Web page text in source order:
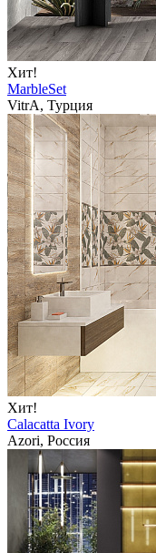
Хит!
MarbleSet
VitrA, Турция
Хит!
Calacatta Ivory
Azori, Россия